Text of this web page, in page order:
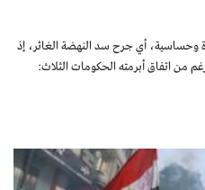
وحساسية، أي جرح سد النهضة الغائر، إذ
من اتفاق أبرمته الحكومات الثلاث: